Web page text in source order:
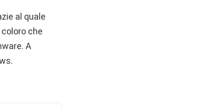
al quale
che
A